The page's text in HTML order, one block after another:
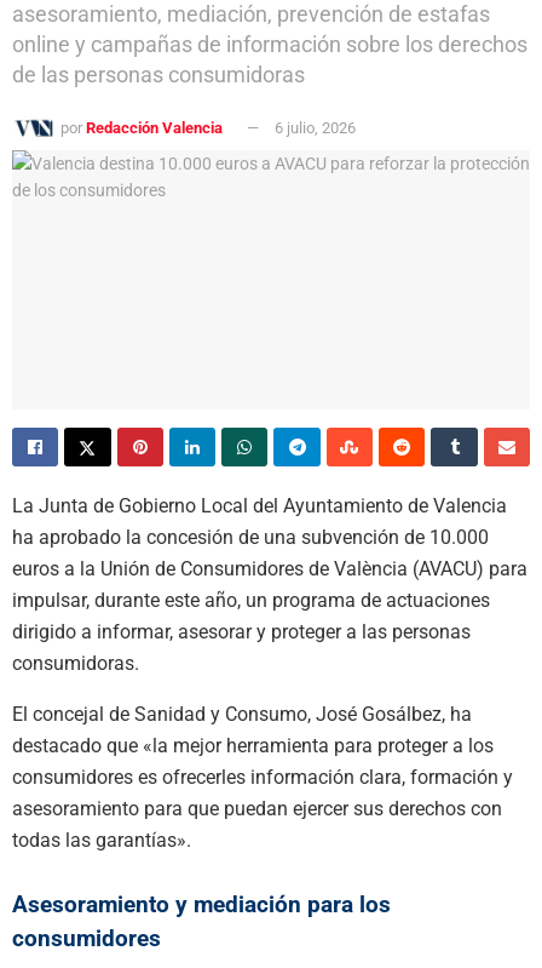
asesoramiento, mediación, prevención de estafas
online y campañas de información sobre los derechos
de las personas consumidoras
por Redacción Valencia 6 julio, 2026
La Junta de Gobierno Local del Ayuntamiento de Valencia
ha aprobado la concesión de una subvención de 10.000
euros a la Unión de Consumidores de València (AVACU) para
impulsar, durante este año, un programa de actuaciones
dirigido a informar, asesorar y proteger a las personas
consumidoras.
El concejal de Sanidad y Consumo, José Gosálbez, ha
destacado que «la mejor herramienta para proteger a los
consumidores es ofrecerles información clara, formación y
asesoramiento para que puedan ejercer sus derechos con
todas las garantías».
Asesoramiento y mediación para los
consumidores